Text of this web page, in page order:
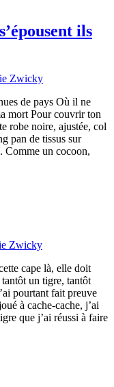
ils
Zwicky
de pays Où il ne
mort Pour couvrir ton
robe noire, ajustée, col
pan de tissus sur
Comme un cocoon,
Zwicky
cape là, elle doit
un tigre, tantôt
pourtant fait preuve
à cache-cache, j’ai
j’ai réussi à faire